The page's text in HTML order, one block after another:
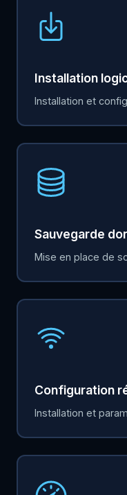
Installation
Installation et
Sauvegarde
Mise en place de
Configuration
Installation et